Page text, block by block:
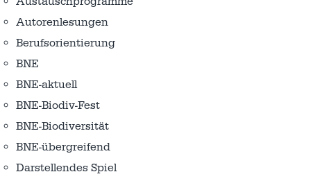
Autorenlesungen
Berufsorientierung
BNE
BNE-aktuell
BNE-Biodiv-Fest
BNE-Biodiversität
BNE-übergreifend
Darstellendes Spiel